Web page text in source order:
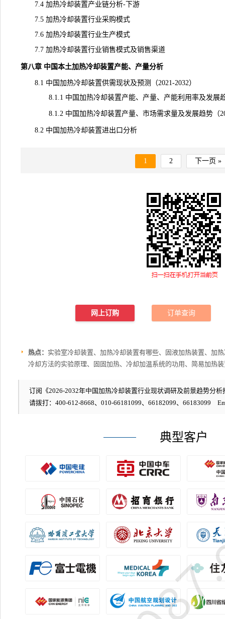
7.4 加热冷却装置产业链分析-下游
7.5 加热冷却装置行业采购模式
7.6 加热冷却装置行业生产模式
7.7 加热冷却装置行业销售模式及销售渠道
第八章 中国本土加热冷却装置产能、产量分析
8.1 中国加热冷却装置供需现状及预测（2021-2032）
8.1.1 中国加热冷却装置产能、产量、产能利用率及发展趋
8.1.2 中国加热冷却装置产量、市场需求量及发展趋势（
8.2 中国加热冷却装置进出口分析
1 2 下一页 »
网上订购 订单查询
热点： 实验室冷却装置、加热冷却装置有哪些、固液加热装置、加
冷却方法的实验原理、固固加热、冷却加温系统的功用、简易加热
订阅《2026-2032年中国加热冷却装置行业现状调研及前景趋势分析
请拨打：400-612-8668、010-66181099、66182099、66183099
典型客户